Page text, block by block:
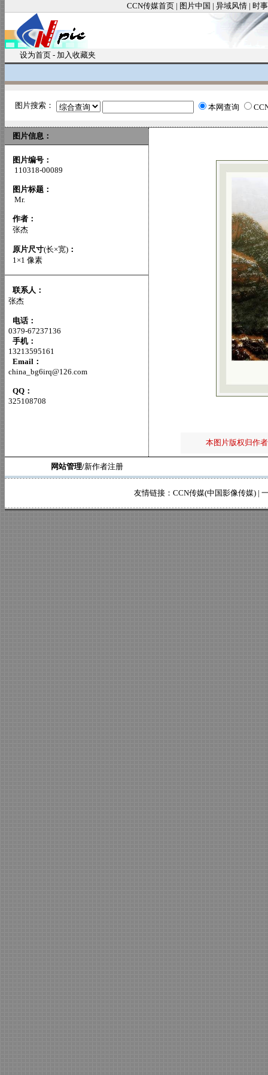
CCN传媒首页 | 图片中国 | 异域风情 | 时
设为首页 - 加入收藏夹
图片搜索： 本网查询
图片信息：
图片编号：
110318-00089
图片标题：
Mr.
作者：
张杰
原片尺寸(长×宽) ：
1×1 像素
联系人：
张杰
电话：
0379-67237136
手机：
13213595161
Email：
china_bg6irq@126.com
QQ：
325108708
本图片版权归作
网站管理/新作者注册
友情链接： CCN传媒(中国影像传媒) |